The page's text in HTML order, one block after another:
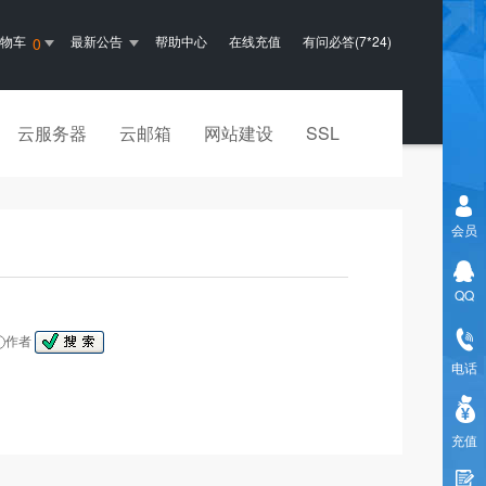
车 0 最新公告 帮助中心 在线充值 有问必答(7*24)
云服务器 云邮箱 网站建设 SSL
作者
会员
QQ
电话
充值